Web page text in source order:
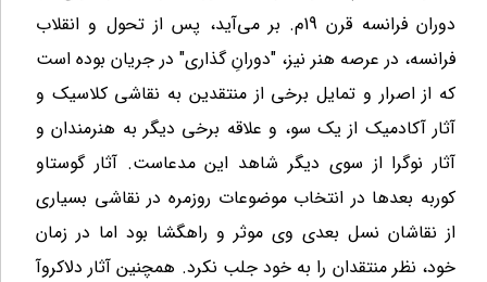
دوران فرانسه قرن 19م. بر می‌آید، پس از تحول و انقلاب
فرانسه، در عرصه هنر نیز، "دورانِ گذاری" در جریان بوده است
که از اصرار و تمایل برخی از منتقدین به نقاشی کلاسیک و
آثار آکادمیک از یک سو، و علاقه برخی دیگر به هنرمندان و
آثار نوگرا از سوی دیگر شاهد این مدعاست. آثار گوستاو
کوربه بعدها در انتخاب موضوعات روزمره در نقاشی بسیاری
از نقاشان نسل بعدی وی موثر و راهگشا بود اما در زمان
خود، نظر منتقدان را به خود جلب نکرد. همچنین آثار دلاکروآ